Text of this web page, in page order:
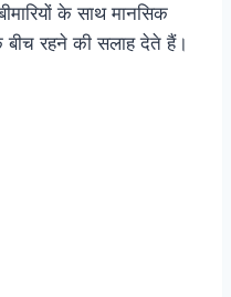
के साथ मानसिक
बीच रहने की सलाह देते हैं।